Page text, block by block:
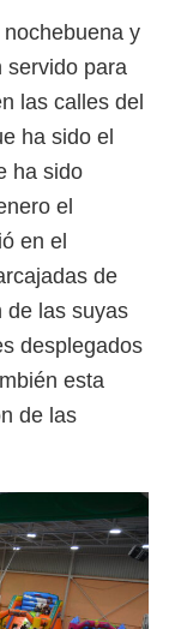
y
servido para
las calles del
ha sido el
ha sido
el
en el
de
de las suyas
desplegados
esta
de las